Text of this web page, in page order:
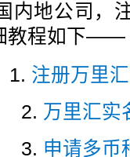
内地公司，
教程如下——
1. 注册万里
万里汇实
申请多币